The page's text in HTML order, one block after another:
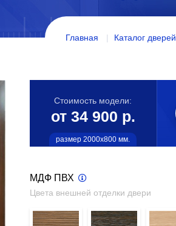
Главная Каталог дверей
Стоимость модели:
от 34 900 р.
размер 2000х800 мм.
МДФ ПВХ
Цвета внешней отделки двери